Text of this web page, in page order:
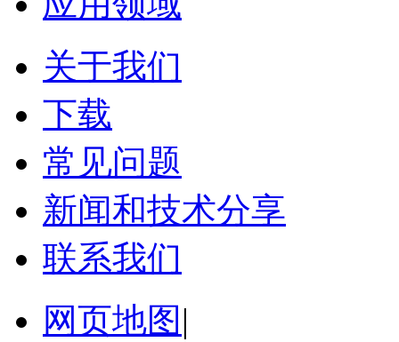
关于我们
下载
常见问题
新闻和技术分享
联系我们
网页地图 |